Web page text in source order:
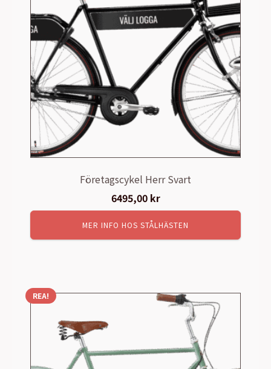
Företagscykel Herr Svart
6495,00 kr
MER INFO HOS STÅLHÄSTEN
REA!